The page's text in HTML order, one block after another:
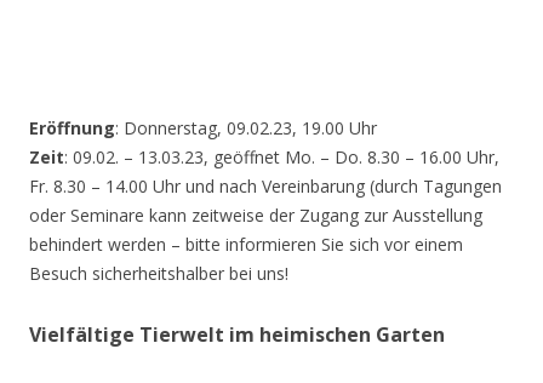
Eröffnung: Donnerstag, 09.02.23, 19.00 Uhr
Zeit: 09.02. – 13.03.23, geöffnet Mo. – Do. 8.30 – 16.00 Uhr,
Fr. 8.30 – 14.00 Uhr und nach Vereinbarung (durch Tagungen
oder Seminare kann zeitweise der Zugang zur Ausstellung
behindert werden – bitte informieren Sie sich vor einem
Besuch sicherheitshalber bei uns!
Vielfältige Tierwelt im heimischen Garten